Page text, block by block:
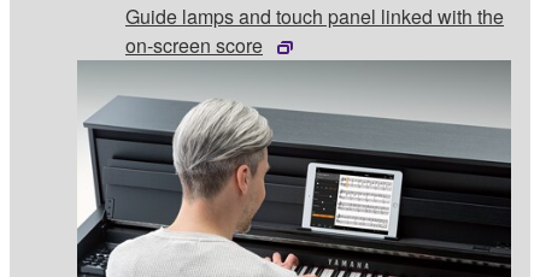
Guide lamps and touch panel linked with the
on-screen score